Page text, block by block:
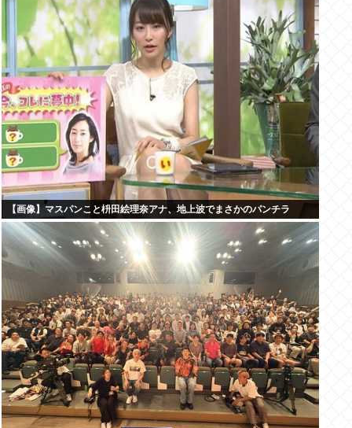
【画像】マスパンこと枡田絵理奈アナ、地上波でまさかのパンチラ